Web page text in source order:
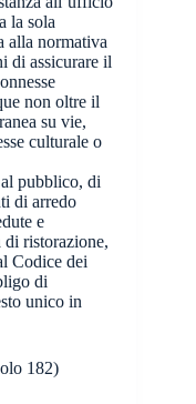
la sola
alla normativa
di assicurare il
non oltre il
su vie,
culturale o
pubblico, di
di arredo
e
ristorazione,
Codice dei
di
unico in
182)